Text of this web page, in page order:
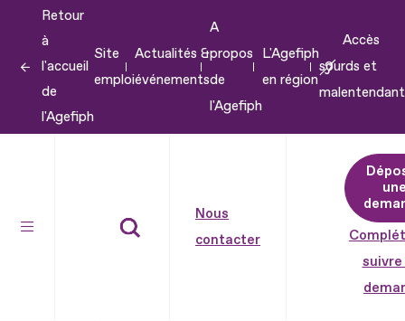
contenu
Retour
à
l'accueil
de
l'Agefiph
Site
emploi
Actualités &
événements
A
propos
de
l'Agefiph
L'Agefiph
en région
Accès
sourds et
Nous
contacter
suivre